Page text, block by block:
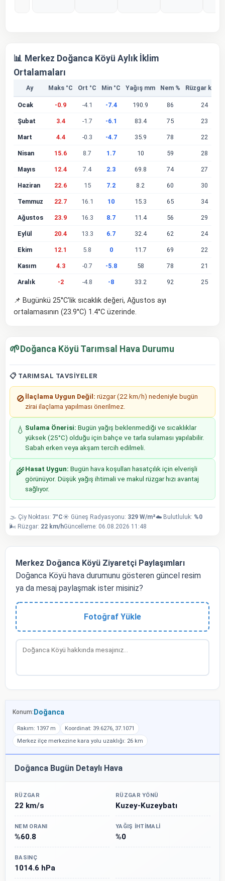
📊 Merkez Doğanca Köyü Aylık İklim
Ortalamaları
Ay Maks °C Ort °C Min °C Yağış mm Nem % Rüzgar km/s
Ocak -0.9 -4.1 -7.4 190.9 86 24
Şubat 3.4 -1.7 -6.1 83.4 75 23
Mart 4.4 -0.3 -4.7 35.9 78 22
Nisan 15.6 8.7 1.7 10 59 28
Mayıs 12.4 7.4 2.3 69.8 74 27
Haziran 22.6 15 7.2 8.2 60 30
Temmuz 22.7 16.1 10 15.3 65 34
Ağustos 23.9 16.3 8.7 11.4 56 29
Eylül 20.4 13.3 6.7 32.4 62 24
Ekim 12.1 5.8 0 11.7 69 22
Kasım 4.3 -0.7 -5.8 58 78 21
Aralık -2 -4.8 -8 33.2 92 25
📌 Bugünkü 25°C'lik sıcaklık değeri, Ağustos ayı
ortalamasının (23.9°C) 1.4°C üzerinde.
🌱 Doğanca Köyü Tarımsal Hava Durumu
📋 TARIMSAL TAVSIYELER
🚫 İlaçlama Uygun Değil: rüzgar (22 km/h) nedeniyle bugün
zirai ilaçlama yapılması önerilmez.
💧 Sulama Önerisi: Bugün yağış beklenmediği ve sıcaklıklar
yüksek (25°C) olduğu için bahçe ve tarla sulaması yapılabilir.
Sabah erken veya akşam tercih edilmeli.
🌾Hasat Uygun: Bugün hava koşulları hasatçılık için elverişli
görünüyor. Düşük yağış ihtimali ve makul rüzgar hızı avantaj
sağlıyor.
🌫️ Çiy Noktası: 7°C☀️ Güneş Radyasyonu: 329 W/m²☁️ Bulutluluk: %0
🌬️ Rüzgar: 22 km/hGüncelleme: 06.08.2026 11:48
Merkez Doğanca Köyü Ziyaretçi Paylaşımları
Doğanca Köyü hava durumunu gösteren güncel resim
ya da mesaj paylaşmak ister misiniz?
Fotoğraf Yükle
Konum: Doğanca
Rakım: 1397 m
Koordinat: 39.6276, 37.1071
Merkez ilçe merkezine kara yolu uzaklığı: 26 km
Doğanca Bugün Detaylı Hava
RÜZGAR
22 km/s
RÜZGAR YÖNÜ
Kuzey-Kuzeybatı
NEM ORANI
%60.8
YAĞIŞ İHTIMALI
%0
BASINÇ
1014.6 hPa